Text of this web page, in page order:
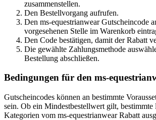
zusammenstellen.
Den Bestellvorgang aufrufen.
Den ms-equestrianwear Gutscheincode
vorgesehenen Stelle im Warenkorb
Den Code bestätigen, damit der Rabatt
Die gewählte Zahlungsmethode
Bestellung abschließen.
Bedingungen für den ms-
Gutscheincodes können an bestimmte
sein. Ob ein Mindestbestellwert gilt, bestimmte
Kategorien vom ms-equestrianwear Rabatt